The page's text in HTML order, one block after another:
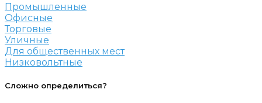
Промышленные
Офисные
Торговые
Уличные
Для общественных мест
Низковольтные
Сложно определиться?